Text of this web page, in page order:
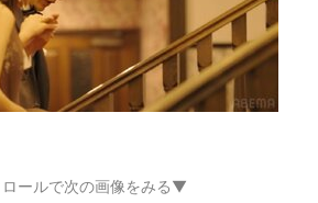
ールで次の画像をみる▼